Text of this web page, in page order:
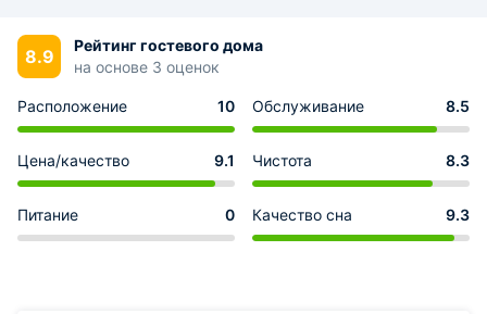
8.9
Рейтинг гостевого дома
на основе 3 оценок
Расположение 10 Обслуживание 8.5
Цена/качество 9.1 Чистота 8.3
Питание 0 Качество сна 9.3